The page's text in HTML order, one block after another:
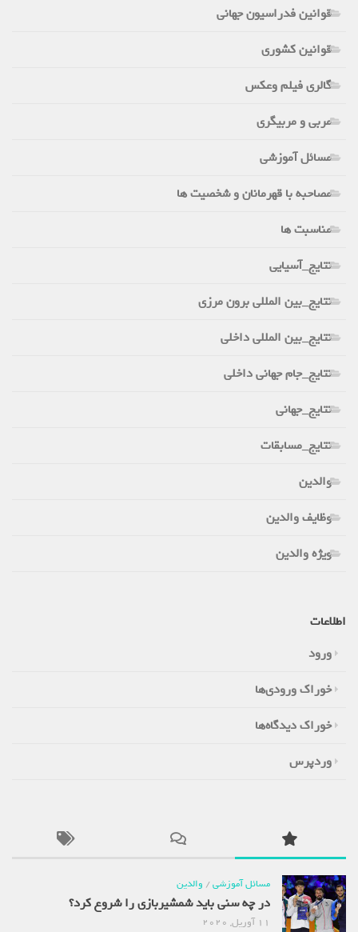
قوانین فدراسیون جهانی
قوانین کشوری
گالری فیلم وعکس
مربی و مربیگری
مسائل آموزشی
مصاحبه با قهرمانان و شخصیت ها
مناسبت ها
نتایج_آسیایی
نتایج_بین المللی برون مرزی
نتایج_بین المللی داخلی
نتایج_جام جهانی داخلی
نتایج_جهانی
نتایج_مسابقات
والدین
وظایف والدین
ویژه والدین
اطلاعات
ورود
خوراک ورودی‌ها
خوراک دیدگاه‌ها
وردپرس
مسائل آموزشی/ والدین
در چه سنی باید شمشیربازی را شروع کرد؟
11 آوریل, 2020